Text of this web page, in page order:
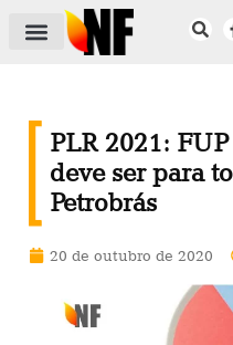
PLR 2021:
deve ser para
Petrobrás
20 de outubro de 2020